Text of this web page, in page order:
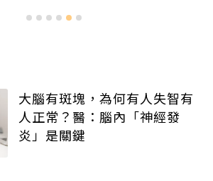
大腦有斑塊，為何有人失智有
人正常？醫：腦內「神經發
炎」是關鍵